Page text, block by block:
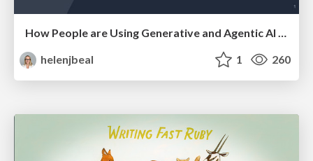
helenjbeal
1 260